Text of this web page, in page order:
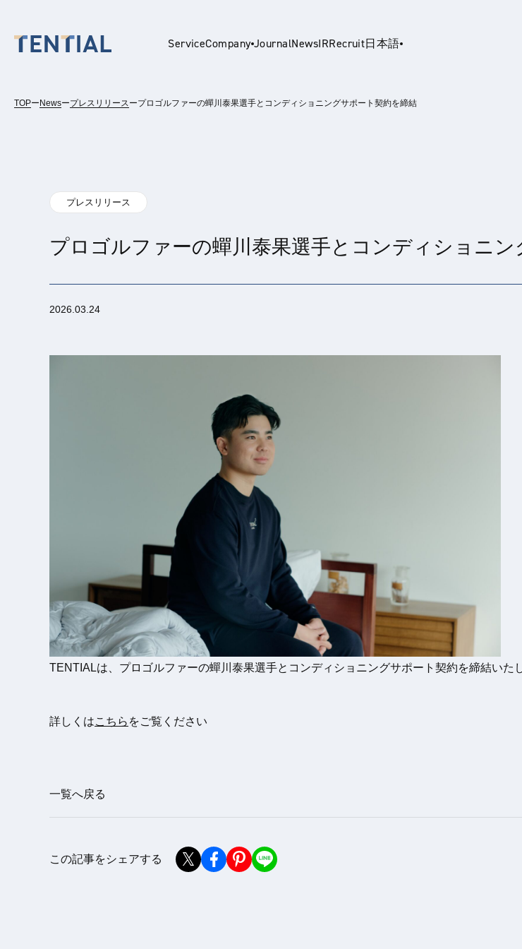
ServiceCompanyJournalNewsIRRecruit日本語
English
TOPー Newsープレスリリースープロゴルファーの蟬川泰果選手とコンディショニングサポート契約を締結
プレスリリース
プロゴルファーの蟬川泰果選手とコンディショニ
2026.03.24
TENTIALは、プロゴルファーの蟬川泰果選手とコンディショニングサポート契約を締結いた
詳しくはこちら をご覧ください
一覧へ戻る
この記事をシェアする